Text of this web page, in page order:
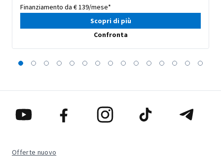
Finanziamento da € 139/mese*
Scopri di più
Confronta
Offerte nuovo